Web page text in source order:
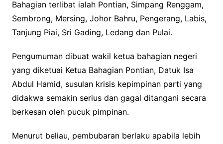
Bahagian terlibat ialah Pontian, Simpang Renggam,
Sembrong, Mersing, Johor Bahru, Pengerang, Labis,
Tanjung Piai, Sri Gading, Ledang dan Pulai.
Pengumuman dibuat wakil ketua bahagian negeri
yang diketuai Ketua Bahagian Pontian, Datuk Isa
Abdul Hamid, susulan krisis kepimpinan parti yang
didakwa semakin serius dan gagal ditangani secara
berkesan oleh pucuk pimpinan.
Menurut beliau, pembubaran berlaku apabila lebih